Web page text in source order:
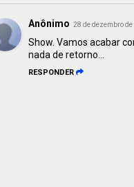
Anônimo 28 de dezembro
Show. Vamos acabar
nada de retorno...
RESPONDER